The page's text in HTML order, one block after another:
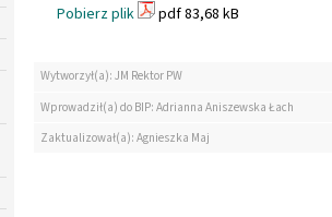
Pobierz plik pdf 83,68 kB
Wytworzył(a): JM Rektor PW
Wprowadził(a) do BIP: Adrianna Aniszewska Łach
Zaktualizował(a): Agnieszka Maj